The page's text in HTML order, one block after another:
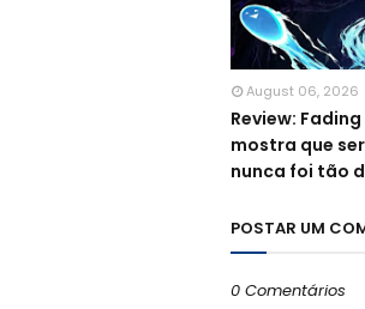
August 06, 2026
Review: Fading
mostra que
nunca foi tão
POSTAR UM
0 Comentários